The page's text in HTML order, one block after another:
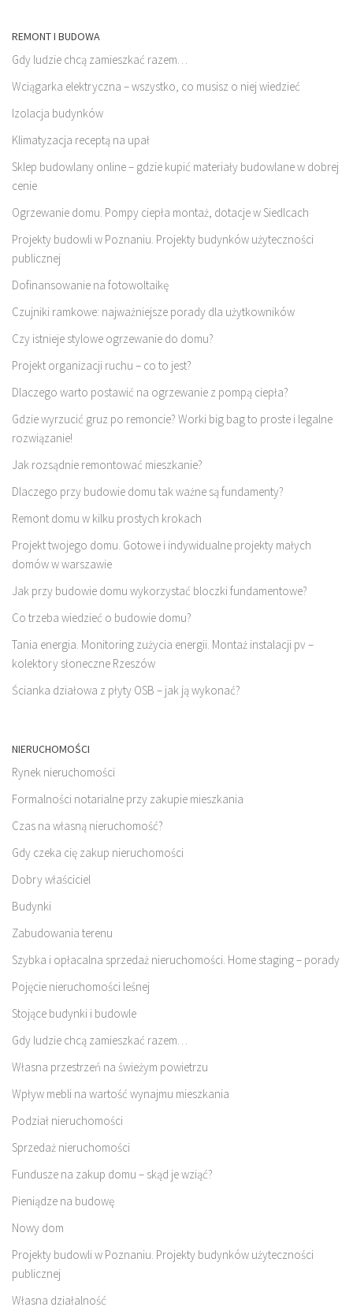
REMONT I BUDOWA
Gdy ludzie chcą zamieszkać razem…
Wciągarka elektryczna – wszystko, co musisz o niej wiedzieć
Izolacja budynków
Klimatyzacja receptą na upał
Sklep budowlany online – gdzie kupić materiały budowlane w dobrej
cenie
Ogrzewanie domu. Pompy ciepła montaż, dotacje w Siedlcach
Projekty budowli w Poznaniu. Projekty budynków użyteczności
publicznej
Dofinansowanie na fotowoltaikę
Czujniki ramkowe: najważniejsze porady dla użytkowników
Czy istnieje stylowe ogrzewanie do domu?
Projekt organizacji ruchu – co to jest?
Dlaczego warto postawić na ogrzewanie z pompą ciepła?
Gdzie wyrzucić gruz po remoncie? Worki big bag to proste i legalne
rozwiązanie!
Jak rozsądnie remontować mieszkanie?
Dlaczego przy budowie domu tak ważne są fundamenty?
Remont domu w kilku prostych krokach
Projekt twojego domu. Gotowe i indywidualne projekty małych
domów w warszawie
Jak przy budowie domu wykorzystać bloczki fundamentowe?
Co trzeba wiedzieć o budowie domu?
Tania energia. Monitoring zużycia energii. Montaż instalacji pv –
kolektory słoneczne Rzeszów
Ścianka działowa z płyty OSB – jak ją wykonać?
NIERUCHOMOŚCI
Rynek nieruchomości
Formalności notarialne przy zakupie mieszkania
Czas na własną nieruchomość?
Gdy czeka cię zakup nieruchomości
Dobry właściciel
Budynki
Zabudowania terenu
Szybka i opłacalna sprzedaż nieruchomości. Home staging – porady
Pojęcie nieruchomości leśnej
Stojące budynki i budowle
Gdy ludzie chcą zamieszkać razem…
Własna przestrzeń na świeżym powietrzu
Wpływ mebli na wartość wynajmu mieszkania
Podział nieruchomości
Sprzedaż nieruchomości
Fundusze na zakup domu – skąd je wziąć?
Pieniądze na budowę
Nowy dom
Projekty budowli w Poznaniu. Projekty budynków użyteczności
publicznej
Własna działalność